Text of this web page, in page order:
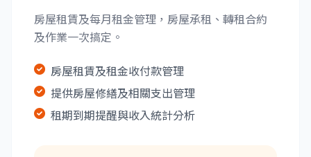
房屋租賃及每月租金管理，房屋承租、轉租合約
及作業一次搞定。
房屋租賃及租金收付款管理
提供房屋修繕及相關支出管理
租期到期提醒與收入統計分析